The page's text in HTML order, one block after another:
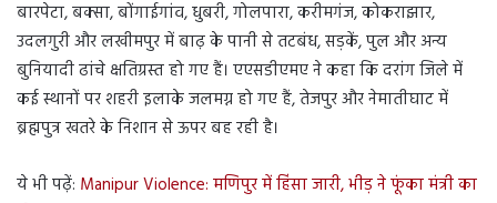
बारपेटा, बक्सा, बोंगाईगांव, धुबरी, गोलपारा, करीमगंज, कोकराझार,
उदलगुरी और लखीमपुर में बाढ़ के पानी से तटबंध, सड़कें, पुल और अन्य
बुनियादी ढांचे क्षतिग्रस्त हो गए हैं। एएसडीएमए ने कहा कि दरांग जिले में
कई स्थानों पर शहरी इलाके जलमग्न हो गए हैं, तेजपुर और नेमातीघाट में
ब्रह्मपुत्र खतरे के निशान से ऊपर बह रही है।
ये भी पढ़ें: Manipur Violence: मणिपुर में हिंसा जारी, भीड़ ने फूंका मंत्री का